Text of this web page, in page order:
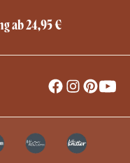
ab 24,95 €